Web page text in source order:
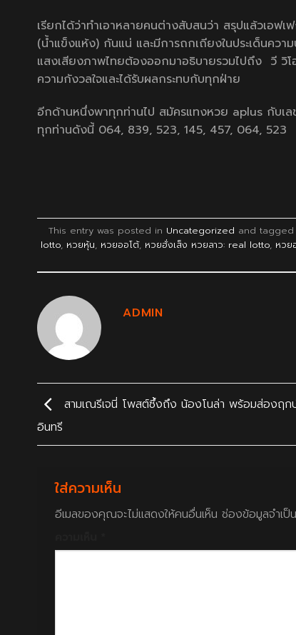
เรียกได้ว่าทำเอาหลายคนต่างสับสนว่า สรุปแล้วเอ
(น้ำแข็งแห้ง) กันแน่ และมีการถกเถียงในประเด็นค
แสงเสียงภาพไทยต้องออกมาอธิบายรวมไปถึง วี วิโ
ความกังวลใจและได้รับผลกระทบกับทุกฝ่าย
อีกด้านหนึ่งพาทุกท่านไป สมัครแทงหวย aplus กับเ
ทุกท่านดังนี้ 064, 839, 523, 145, 457, 064, 523
This entry was posted in Uncategorized and tagged
lotto, หวยหุ้น, หวยออโต้, หวยฮั่งเส็ง หวยลาว: real lotto, หวย
ADMIN
สามเณรีเจนี่ โพสต์ซึ้งถึง น้องโนล่า พร้อมส่องฤก
อินทรี
ใส่ความเห็น
อีเมลของคุณจะไม่แสดงให้คนอื่นเห็น ช่องข้อมูลจำเป็